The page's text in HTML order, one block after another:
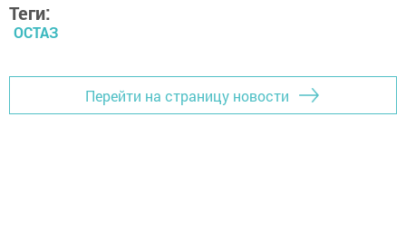
Теги:
ОСТАЗ
Перейти на страницу новости